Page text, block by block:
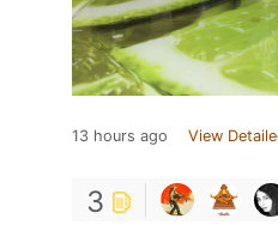
13 hours ago View
3